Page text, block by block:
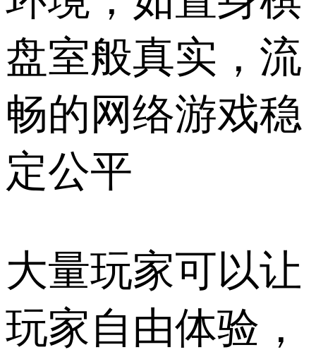
盘室般真实，流
畅的网络游戏稳
定公平
大量玩家可以让
玩家自由体验，